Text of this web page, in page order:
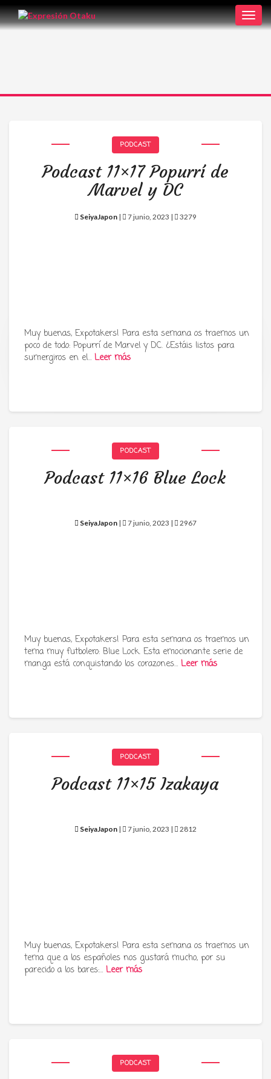
Tu radio y podcast sobre manga,
anime y cultura japonesa ツ
PODCAST
Podcast 11×17 Popurrí de
Marvel y DC
SeiyaJapon | 7 junio, 2023 | 3279
Muy buenas, Expotakers! Para esta semana os traemos un
poco de todo: Popurrí de Marvel y DC. ¿Estáis listos para
sumergiros en el… Leer más
PODCAST
Podcast 11×16 Blue Lock
SeiyaJapon | 7 junio, 2023 | 2967
Muy buenas, Expotakers! Para esta semana os traemos un
tema muy futbolero: Blue Lock. Esta emocionante serie de
manga está conquistando los corazones… Leer más
PODCAST
Podcast 11×15 Izakaya
SeiyaJapon | 7 junio, 2023 | 2812
Muy buenas, Expotakers! Para esta semana os traemos un
tema que a los españoles nos gustará mucho, por su
parecido a los bares:… Leer más
PODCAST